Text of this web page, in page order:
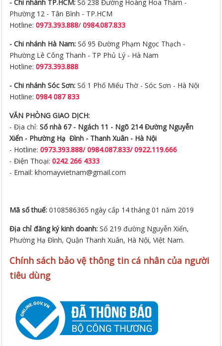
- Chi nhánh TP.HCM: Số 238 Đường Hoàng Hoa Thám -
Phường 12 - Tân Bình - TP.HCM
Hotline:0973.393.888/0984.087.833
- Chi nhánh Hà Nam: Số 95 Đường Phạm Ngọc Thạch -
Phường Lê Công Thanh - TP Phủ Lý - Hà Nam
Hotline:0973.393.888
- Chi nhánh Sóc Sơn: Số 1 Phố Miếu Thờ - Sóc Sơn - Hà Nội
Hotline:0984 087 833
VĂN PHÒNG GIAO DỊCH:
- Địa chỉ:Số nhà 67 - Ngách 11 - Ngõ 214 Đường Nguyễn
Xiển - Phường Hạ Đình - Thanh Xuân - Hà Nội
- Hotline:0973.393.888/ 0984.087.833/ 0922.119.666
- Điện Thoại:0242 266 4333
- Email: khomayvietnam@gmail.com
Mã số thuế:0108586365 ngày cấp 14 tháng 01 năm 2019
Địa chỉ đăng ký kinh doanh:Số 219 đường Nguyễn Xiển,
Phường Hạ Đình, Quận Thanh Xuân, Hà Nội, Việt Nam.
Chính sách bảo vệ thông tin cá nhân của người
tiêu dùng